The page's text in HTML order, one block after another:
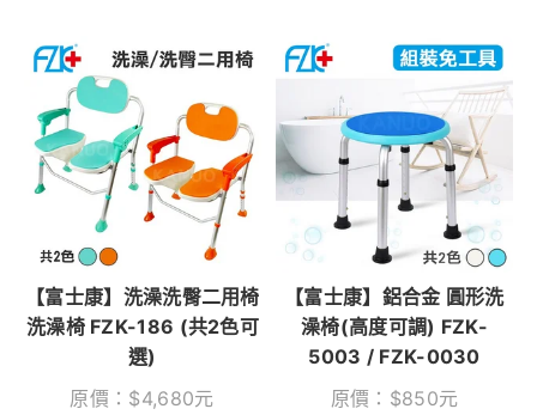
【富士康】洗澡洗臀二用椅
洗澡椅 FZK-186 (共2色可
選)
原價： $4,680元
【富士康】鋁合金 圓形洗
澡椅(高度可調) FZK-
5003 / FZK-0030
原價： $850元